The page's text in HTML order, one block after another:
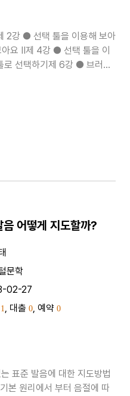
2강 ● 선택 툴을 이용해 보아
요 II제 4강 ● 선택 툴을 이
선택하기제 6강 ● 브러시
나는 도형 그리기제 10..
음 어떻게 지도할까?
문학
02-27
1, 대출 0, 예약 0
표준 발음에 대한 지도방법
본 원리에서 부터 음절에 따